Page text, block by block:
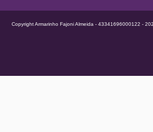
Copyright Armarinho Fajoni Almeida - 43341696000122 -